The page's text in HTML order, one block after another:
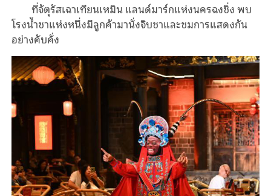
ที่จัตุรัสเฉาเทียนเหมิน แลนด์มาร์กแห่งนครฉงชิ่ง พบ
โรงน้ำชาแห่งหนึ่งมีลูกค้ามานั่งจิบชาและชมการแสดงกัน
อย่างคับคั่ง